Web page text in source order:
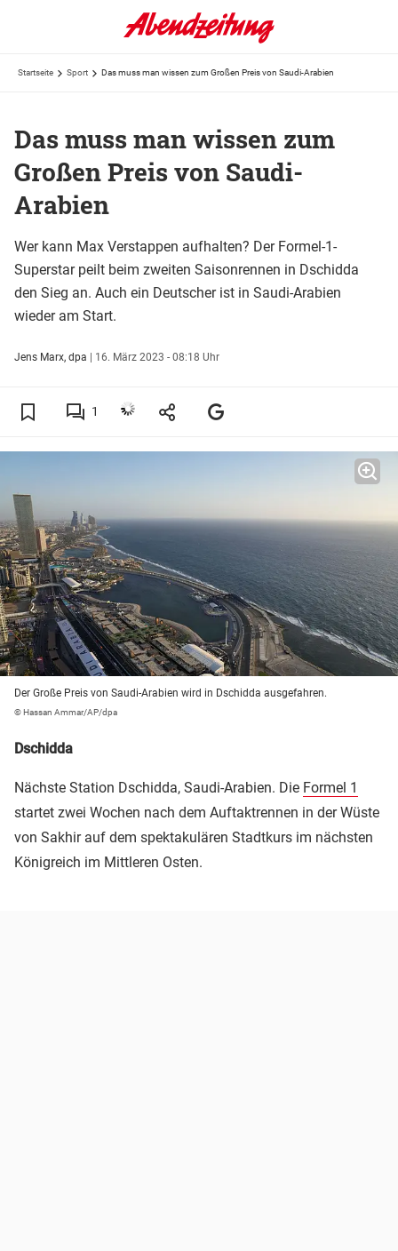
Startseite Sport Das muss man wissen zum Großen Preis von Saudi-Arabien
Das muss man wissen zum
Großen Preis von Saudi-
Arabien
Wer kann Max Verstappen aufhalten? Der Formel-1-
Superstar peilt beim zweiten Saisonrennen in Dschidda
den Sieg an. Auch ein Deutscher ist in Saudi-Arabien
wieder am Start.
Jens Marx, dpa | 16. März 2023 - 08:18 Uhr
1
Der Große Preis von Saudi-Arabien wird in Dschidda ausgefahren.
© Hassan Ammar/AP/dpa
Dschidda
Nächste Station Dschidda, Saudi-Arabien. Die Formel 1
startet zwei Wochen nach dem Auftaktrennen in der Wüste
von Sakhir auf dem spektakulären Stadtkurs im nächsten
Königreich im Mittleren Osten.